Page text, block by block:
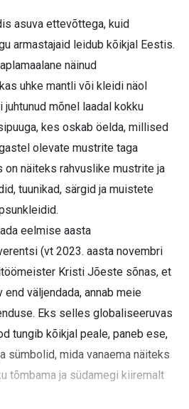
asuva ettevõttega, kuid
armastajaid leidub kõikjal Eestis.
näinud
uhke mantli või kleidi näol
mõnel laadal kokku
kes oskab öelda, millised
olevate mustrite taga
on näiteks rahvuslike mustrite ja
tuunikad, särgid ja muistete
eelmise aasta
(vt 2023. aasta novembri
Kristi Jõeste sõnas, et
end väljendada, annab meie
Eks selles globaliseeruvas
tungib kõikjal peale, paneb ese,
sümbolid, mida vanaema näiteks
tõmbama ja südamegi kiiremalt